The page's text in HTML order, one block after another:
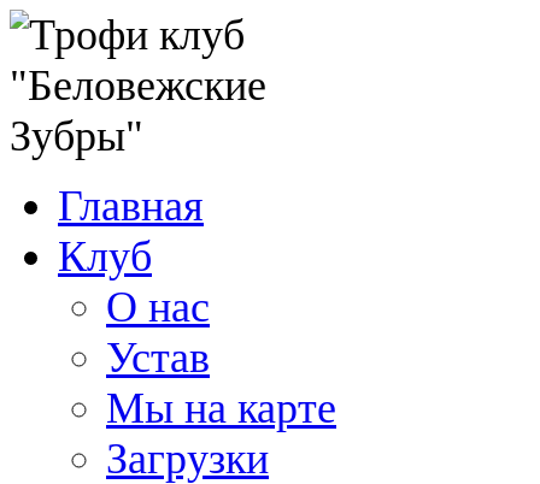
Главная
Клуб
О нас
Устав
Мы на карте
Загрузки